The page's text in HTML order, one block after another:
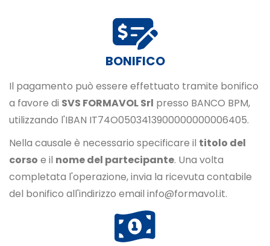
BONIFICO
Il pagamento può essere effettuato tramite bonifico
a favore di SVS FORMAVOL Srl presso BANCO BPM,
utilizzando l'IBAN IT74O0503413900000000006405.
Nella causale è necessario specificare il titolo del
corso e il nome del partecipante. Una volta
completata l'operazione, invia la ricevuta contabile
del bonifico all'indirizzo email info@formavol.it.